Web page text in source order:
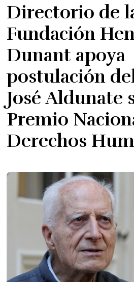
Directorio de
Fundación
Dunant apoya
postulación
José Aldunate
Premio
Derechos